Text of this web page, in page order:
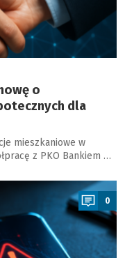
o
dla
mieszkaniowe w
z PKO Bankiem …
0